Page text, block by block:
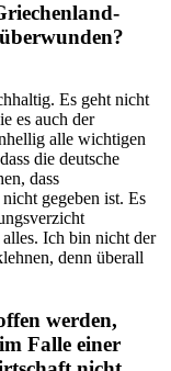
Es geht nicht
es auch der
alle wichtigen
die deutsche
dass
gegeben ist. Es
Ich bin nicht der
denn überall
werden,
Falle einer